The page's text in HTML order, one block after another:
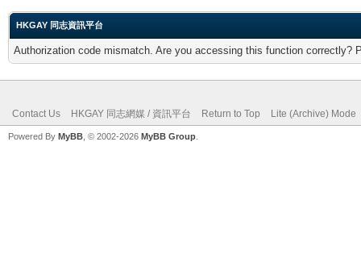
HKGAY 同志資訊平台
Authorization code mismatch. Are you accessing this function correctly?
Contact Us HKGAY 同志網媒 / 資訊平台 Return to Top Lite (Archive) Mode
Powered By MyBB , © 2002-2026 MyBB Group